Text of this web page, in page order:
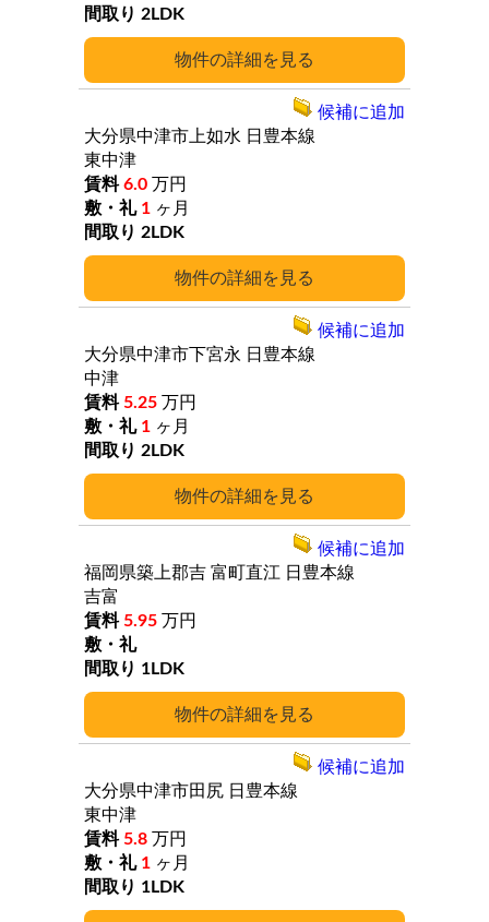
詳細
2LDK
詳細
大分県中津市上如水 日豊本線
東中津
6.0 万円
1 ヶ月
2LDK
候補に追加
詳細
大分県中津市下宮永 日豊本線
中津
5.25 万円
1 ヶ月
2LDK
候補に追加
詳細
福岡県築上郡吉 富町直江 日豊本線
吉富
5.95 万円
1LDK
候補に追加
大分県中津市田尻 日豊本線
東中津
5.8 万円
1 ヶ月
1LDK
候補に追加